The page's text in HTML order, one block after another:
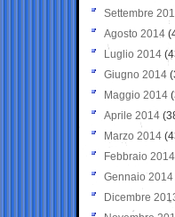
Settembre
Agosto 2014
Luglio 2014
Giugno 2014
Maggio 2014
Aprile 2014
Marzo 2014
Febbraio 2014
Gennaio 2014
Dicembre